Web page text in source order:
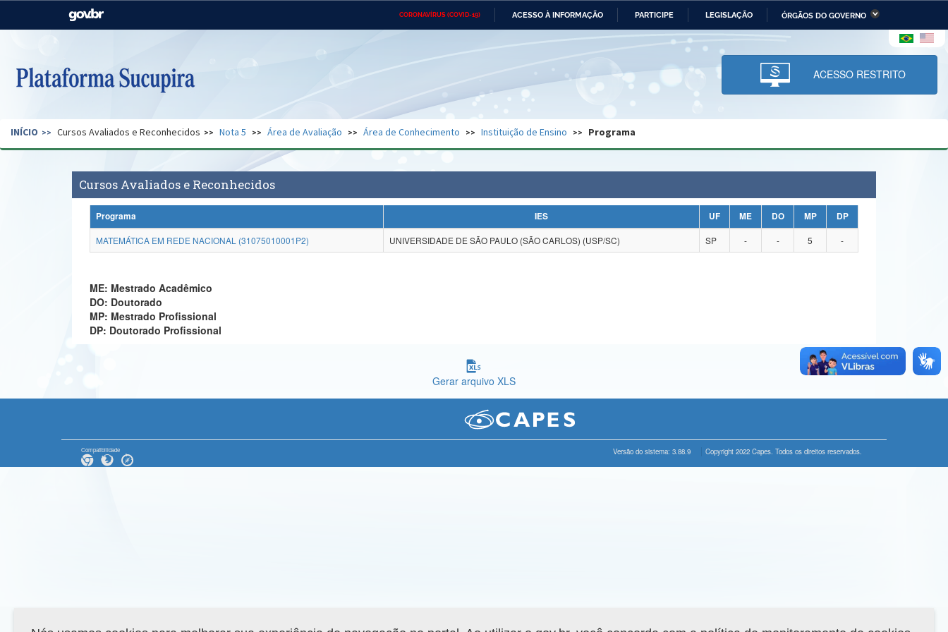
CORONAVÍRUS (COVID-19) ACESSO À INFORMAÇÃO PARTICIPE LEGISLAÇÃO ÓRGÃOS DO GOVERNO
Casa Civil Ministério das Relações Ministério da Economia Ministério da Infraestrutura
Pecuária e Abastecimento
Ministério da Ciência,
Tecnologia, Inovações e
Comunicações
Ministério do Desenvolvimento
Regional e dos Direitos Humanos
Secretaria de Governo Gabinete de Segurança Advocacia-Geral da União Banco Central do Brasil Planalto
ACESSO RESTRITO
INÍCIO Cursos Avaliados e Reconhecidos Nota 5 Área de Avaliação Área de Conhecimento Instituição de Ensino Programa
Cursos Avaliados e Reconhecidos
Programa IES UF ME DO MP
DP
MATEMÁTICA EM REDE NACIONAL (31075010001P2)
UNIVERSIDADE DE SÃO PAULO (SÃO CARLOS) (USP/SC) SP - - 5 -
ME: Mestrado Acadêmico
DO: Doutorado
MP: Mestrado Profissional
DP: Doutorado Profissional
Gerar arquivo XLS
Compatibilidade Versão do sistema: 3.88.9 Copyright 2022 Capes. Todos os direitos reservados.